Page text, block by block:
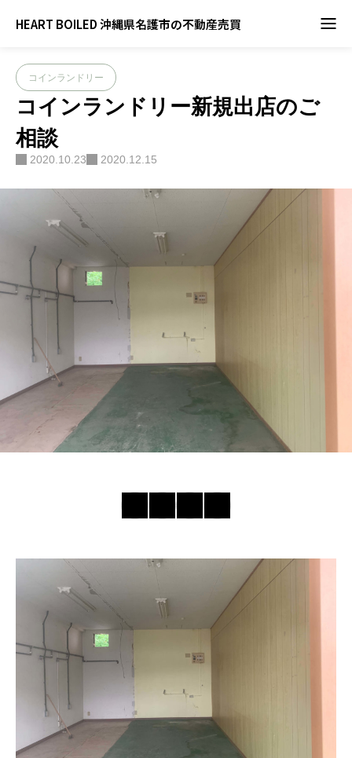
HEART BOILED 沖縄県名護市の不動産売買
ブログ コインランドリー, ブログ コインランドリー新規出店のご相談
コインランドリー
コインランドリー新規出店のご
相談
2020.10.23 2020.12.15